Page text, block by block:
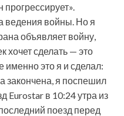
ведения войны. Но я
объявляет войну,
хочет сделать — это
именно это я и сделал:
закончена, я поспешил
Eurostar в 10:24 утра из
поезд перед